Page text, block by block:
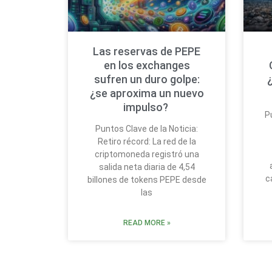
Las reservas de PEPE
en los exchanges
sufren un duro golpe:
¿se aproxima un nuevo
impulso?
Puntos Clave de la Noticia:
Retiro récord: La red de la
criptomoneda registró una
salida neta diaria de 4,54
billones de tokens PEPE desde
las
READ MORE »